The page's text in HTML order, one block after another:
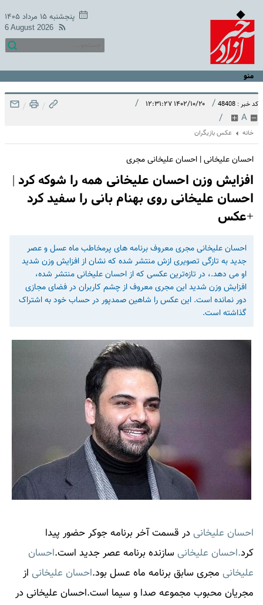
پنجشنبه ۱۵ مرداد ۱۴۰۵
6 August 2026
منو
کد خبر : 48408 / ۱۴۰۲/۱۰/۲۰ ۱۲:۳۱:۲۷ /
A
/
/
/
خانه عکس بازیگران
احسان علیخانی | احسان علیخانی مجری
افزایش وزن احسان علیخانی همه را شوکه کرد |
احسان علیخانی روی بهنام بانی را سفید کرد
+عکس
احسان علیخانی مجری معروف برنامه های پرمخاطب ماه عسل و عصر
جدید به تازگی تصویری ازش منتشر شده که نشان از افزایش وزن شدید
او می دهد.، در تازه‌ترین عکسی که از احسان علیخانی منتشر شده،
افزایش وزن شدید این مجری معروف از چشم کاربران در فضای مجازی
دور نمانده است. این عکس را شاهین صمدپور در حساب خود به اشتراک
گذاشته است.
احسان علیخانیدر قسمت آخر برنامه جوکر حضور پیدا
کرد.احسان علیخانیسازنده برنامه عصر جدید است.احسان
علیخانی مجری سابق برنامه ماه عسل بود.احسان علیخانی از
مجریان محبوب مجموعه صدا و سیما است.احسان علیخانیدر